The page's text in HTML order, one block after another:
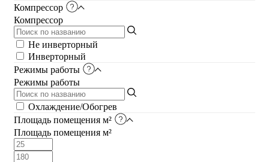
Компрессор
Компрессор
Не инверторный
Инверторный
Режимы работы
Режимы работы
Охлаждение/Обогрев
Площадь помещения м²
Площадь помещения м²